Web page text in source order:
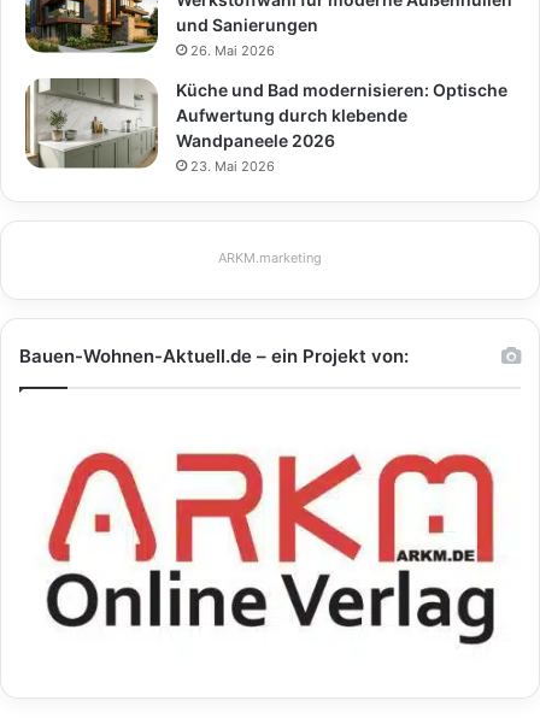
und Sanierungen
26. Mai 2026
Küche und Bad modernisieren: Optische
Aufwertung durch klebende
Wandpaneele 2026
23. Mai 2026
ARKM.marketing
Bauen-Wohnen-Aktuell.de – ein Projekt von: